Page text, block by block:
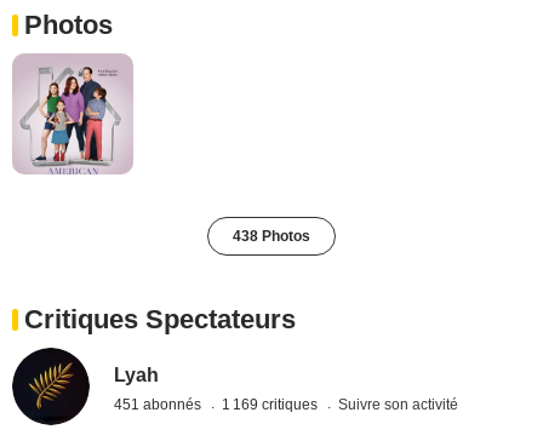
Photos
438 Photos
Critiques Spectateurs
Lyah
451 abonnés 1 169 critiques Suivre son activité